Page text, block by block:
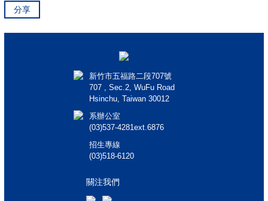
分享
新竹市五福路二段707號
707 , Sec.2, WuFu Road
Hsinchu, Taiwan 30012
系辦公室
(03)537-4281ext.6876
招生專線
(03)518-6120
關注我們